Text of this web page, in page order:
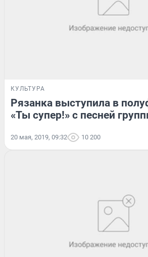
КУЛЬТУРА
Рязанка выступила в
«Ты супер!» с песней
20 мая, 2019, 09:32 10 200